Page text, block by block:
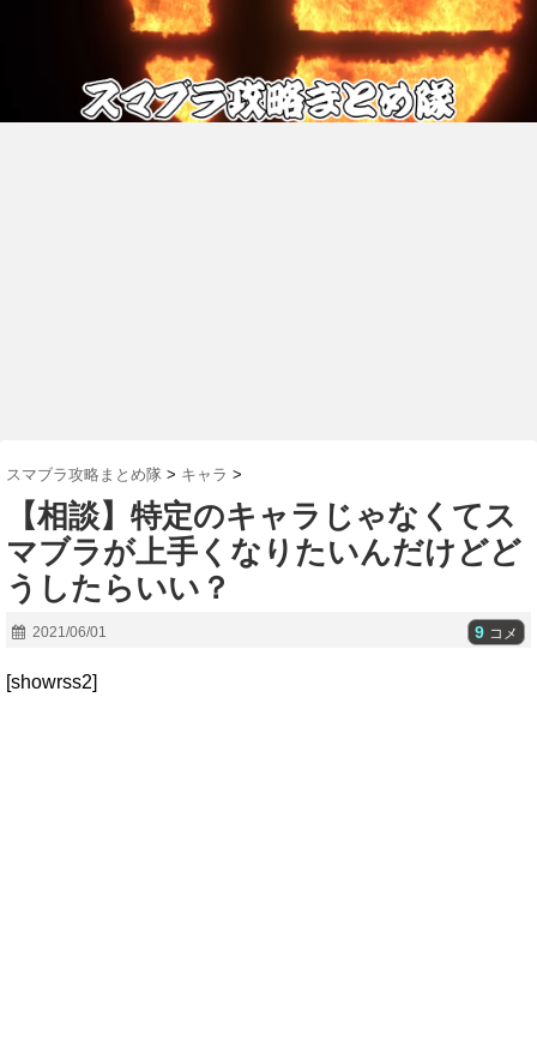
スマブラ攻略まとめ隊 > キャラ >
【相談】特定のキャラじゃなくてス
マブラが上手くなりたいんだけどど
うしたらいい？
2021/06/01 9 コメ
[showrss2]